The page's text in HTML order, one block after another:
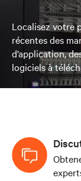
Localisez votre
récentes des
d’application,
logiciels à